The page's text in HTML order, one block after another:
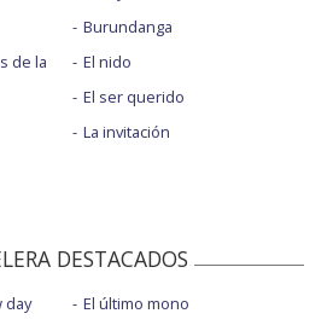
de la
Burundanga
El nido
El ser querido
La invitación
DESTACADOS
day
El último mono